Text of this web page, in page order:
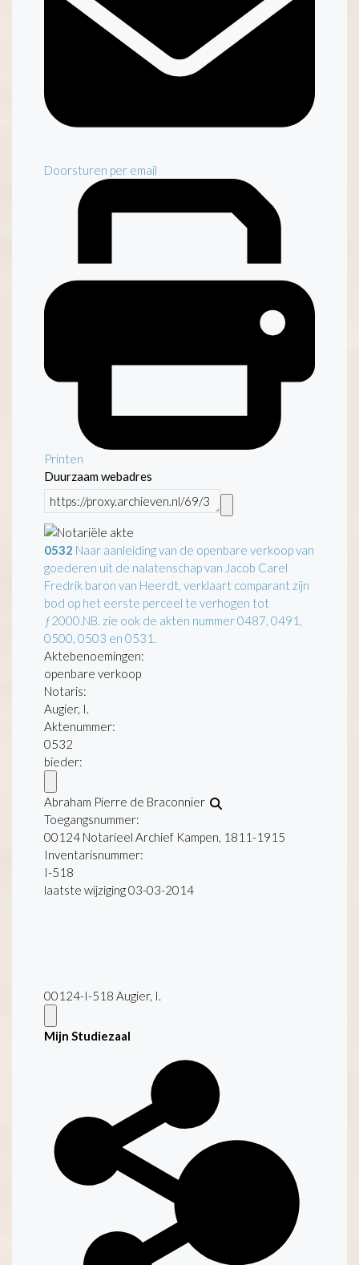
Doorsturen per email
Printen
Duurzaam webadres
0532 Naar aanleiding van de openbare verkoop van
goederen uit de nalatenschap van Jacob Carel
Fredrik baron van Heerdt, verklaart comparant zijn
bod op het eerste perceel te verhogen tot
ƒ2000.NB. zie ook de akten nummer 0487, 0491,
0500, 0503 en 0531.
Aktebenoemingen:
openbare verkoop
Notaris:
Augier, I.
Aktenummer:
0532
bieder:
Abraham Pierre de Braconnier
Toegangsnummer:
00124 Notarieel Archief Kampen, 1811-1915
Inventarisnummer:
I-518
laatste wijziging 03-03-2014
00124-I-518 Augier, I.
Mijn Studiezaal